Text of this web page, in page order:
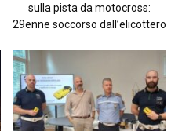
sulla pista da motocross:
29enne soccorso dall’elicottero